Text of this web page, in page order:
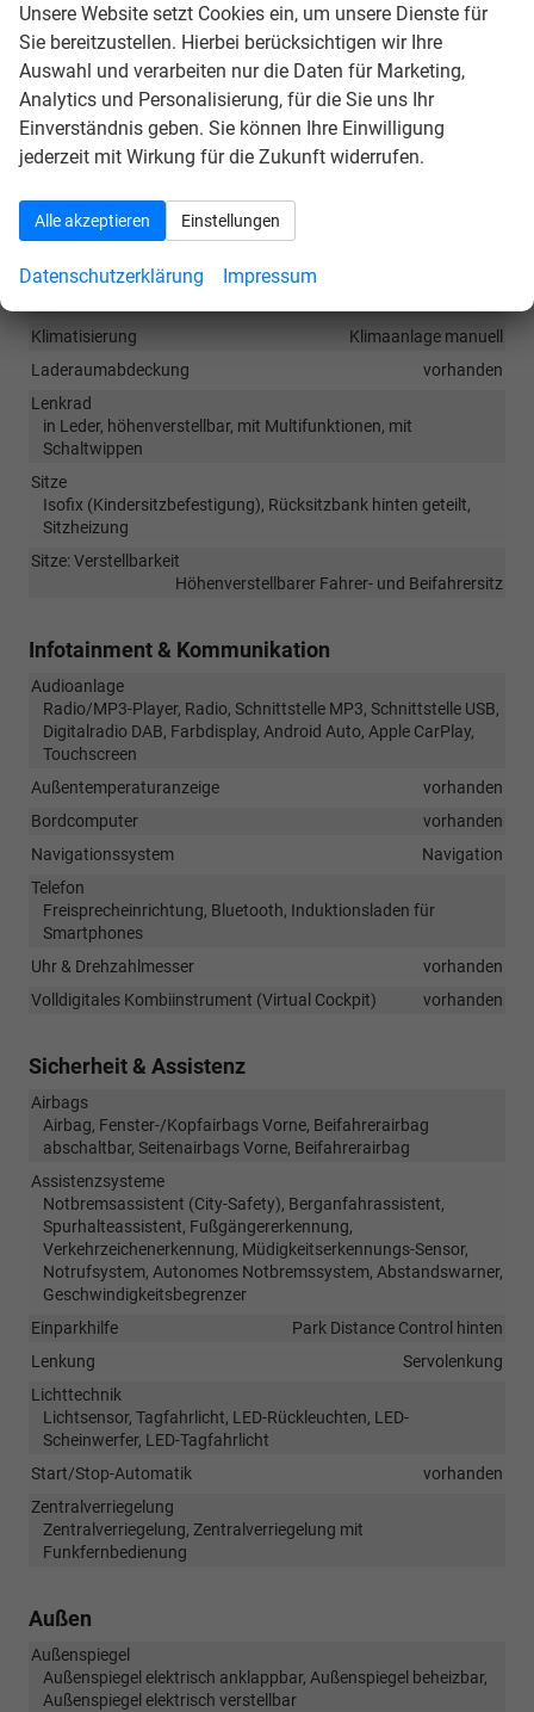
Autoist jedoch eineNavigationüber kompatible
Smartphone-Apps (z.B. Google Maps oder Apple
Karten) über denFahrzeugbildschirm möglich.
Innen
Armlehnen
Doppelter Laderaumboden
Fensterheber
Klimatisierung
Klimaanlage manuell
Laderaumabdeckung
vorhanden
Lenkrad
in Leder, höhenverstellbar, mit Multifunktionen, mit
Schaltwippen
Sitze
Isofix (Kindersitzbefestigung), Rücksitzbank hinten geteilt,
Sitzheizung
Sitze: Verstellbarkeit
Höhenverstellbarer Fahrer- und Beifahrersitz
Infotainment & Kommunikation
Audioanlage
Radio/MP3-Player, Radio, Schnittstelle MP3, Schnittstelle USB,
Digitalradio DAB, Farbdisplay, Android Auto, Apple CarPlay,
Touchscreen
Außentemperaturanzeige
vorhanden
Bordcomputer
vorhanden
Navigationssystem
Navigation
Telefon
Freisprecheinrichtung, Bluetooth, Induktionsladen für
Smartphones
Uhr & Drehzahlmesser
vorhanden
Volldigitales Kombiinstrument (Virtual Cockpit)
vorhanden
Sicherheit & Assistenz
Airbags
Airbag, Fenster-/Kopfairbags Vorne, Beifahrerairbag
abschaltbar, Seitenairbags Vorne, Beifahrerairbag
Assistenzsysteme
Notbremsassistent (City-Safety), Berganfahrassistent,
Spurhalteassistent, Fußgängererkennung,
Verkehrzeichenerkennung, Müdigkeitserkennungs-Sensor,
Notrufsystem, Autonomes Notbremssystem, Abstandswarner,
Geschwindigkeitsbegrenzer
Einparkhilfe
Park Distance Control hinten
Lenkung
Servolenkung
Lichttechnik
Lichtsensor, Tagfahrlicht, LED-Rückleuchten, LED-
Scheinwerfer, LED-Tagfahrlicht
Start/Stop-Automatik
vorhanden
Zentralverriegelung
Zentralverriegelung, Zentralverriegelung mit
Funkfernbedienung
Außen
Außenspiegel
Außenspiegel elektrisch anklappbar, Außenspiegel beheizbar,
Außenspiegel elektrisch verstellbar
Unsere Website setzt Cookies ein, um unsere Dienste für
Sie bereitzustellen. Hierbei berücksichtigen wir Ihre
Auswahl und verarbeiten nur die Daten für Marketing,
Analytics und Personalisierung, für die Sie uns Ihr
Einverständnis geben. Sie können Ihre Einwilligung
jederzeit mit Wirkung für die Zukunft widerrufen.
Alle akzeptieren Einstellungen
Datenschutzerklärung Impressum